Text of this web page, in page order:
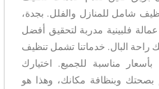
شامل للمنازل والفلل. بجدة،
فلبينية مدربة لتحقيق أفضل
راحة البال. خدماتنا تشمل تنظيف
مناسبة للجميع. اختيارك
وبنظافة مكانك، وهذا هو